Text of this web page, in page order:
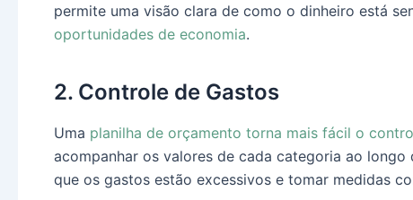
permite uma visão clara de como o dinheiro está
oportunidades de economia.
2. Controle de Gastos
Uma planilha de orçamento torna mais fácil o
acompanhar os valores de cada categoria ao
que os gastos estão excessivos e tomar medidas